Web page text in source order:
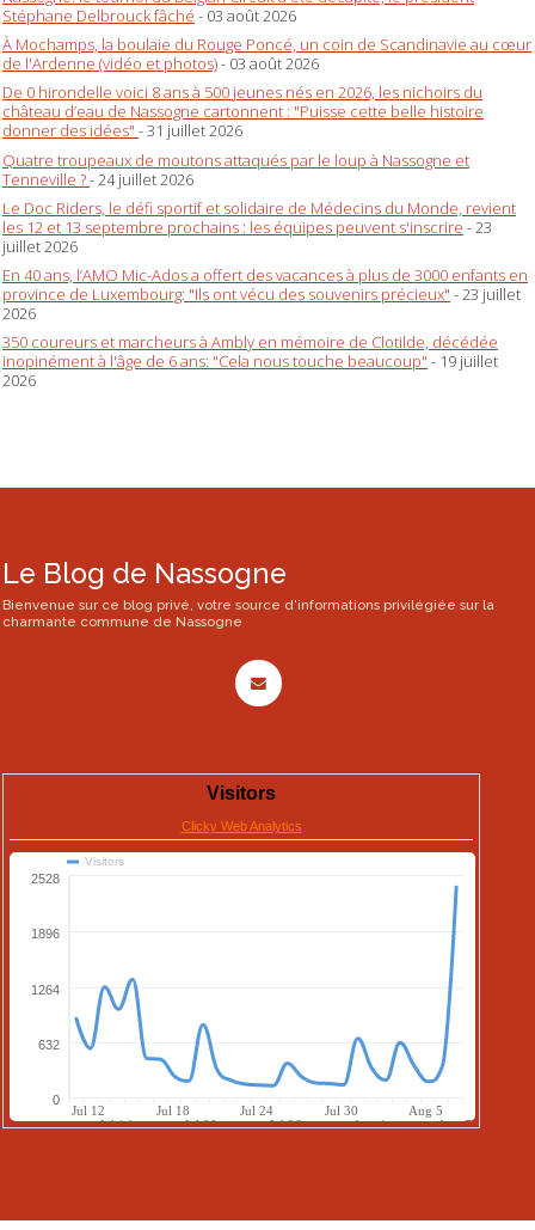
Stéphane Delbrouck fâché - 03 août 2026
À Mochamps, la boulaie du Rouge Poncé, un coin de Scandinavie au cœur
de l'Ardenne (vidéo et photos)- 03 août 2026
De 0 hirondelle voici 8 ans à 500 jeunes nés en 2026, les nichoirs du
château d’eau de Nassogne cartonnent : "Puisse cette belle histoire
donner des idées" - 31 juillet 2026
Quatre troupeaux de moutons attaqués par le loup à Nassogne et
Tenneville ?- 24 juillet 2026
Le Doc Riders, le défi sportif et solidaire de Médecins du Monde, revient
les 12 et 13 septembre prochains : les équipes peuvent s'inscrire - 23
juillet 2026
En 40 ans, l’AMO Mic-Ados a offert des vacances à plus de 3000 enfants en
province de Luxembourg: "Ils ont vécu des souvenirs précieux" - 23 juillet
2026
350 coureurs et marcheurs à Ambly en mémoire de Clotilde, décédée
inopinément à l'âge de 6 ans: "Cela nous touche beaucoup" - 19 juillet
2026
Le Blog de Nassogne
Bienvenue sur ce blog privé, votre source d'informations privilégiée sur la
charmante commune de Nassogne